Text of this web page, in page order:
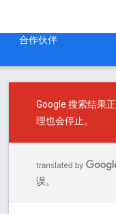
合作伙伴
Google 搜索结果
理也会停止。
误。